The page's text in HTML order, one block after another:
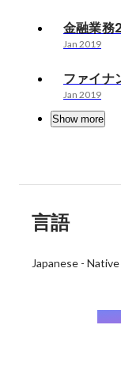
金融業務
Jan 2019
ファイナ
Jan 2019
Show more
言語
Japanese - Native